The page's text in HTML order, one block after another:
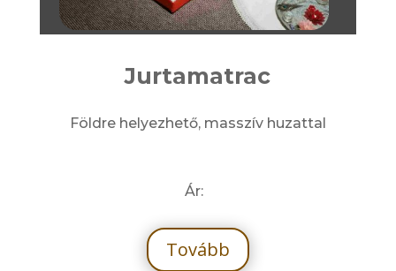
Jurtamatrac
Földre helyezhető, masszív huzattal
Ár:
Tovább